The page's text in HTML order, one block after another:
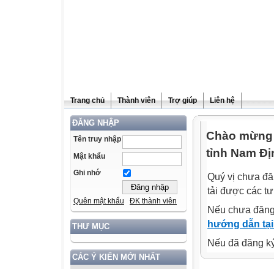
Trang chủ Thành viên Trợ giúp Liên hệ
ĐĂNG NHẬP
Tên truy nhập
Mật khẩu
Ghi nhớ
Quên mật khẩu ĐK thành viên
THƯ MỤC
CÁC Ý KIẾN MỚI NHẤT
Chào
tỉnh Nam
Quý vị chưa
tải được các
Nếu chưa
hướng dẫn
Nếu đã đăng